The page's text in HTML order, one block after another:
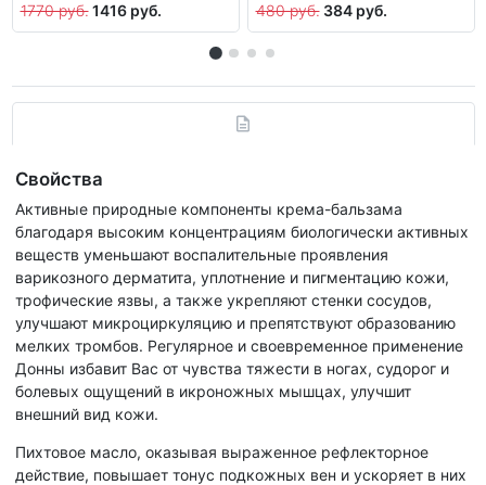
1770 руб. 1416 руб.
480 руб. 384 руб.
Свойства
Активные природные компоненты крема-бальзама
благодаря высоким концентрациям биологически активных
веществ уменьшают воспалительные проявления
варикозного дерматита, уплотнение и пигментацию кожи,
трофические язвы, а также укрепляют стенки сосудов,
улучшают микроциркуляцию и препятствуют образованию
мелких тромбов. Регулярное и своевременное применение
Донны избавит Вас от чувства тяжести в ногах, судорог и
болевых ощущений в икроножных мышцах, улучшит
внешний вид кожи.
Пихтовое масло, оказывая выраженное рефлекторное
действие, повышает тонус подкожных вен и ускоряет в них